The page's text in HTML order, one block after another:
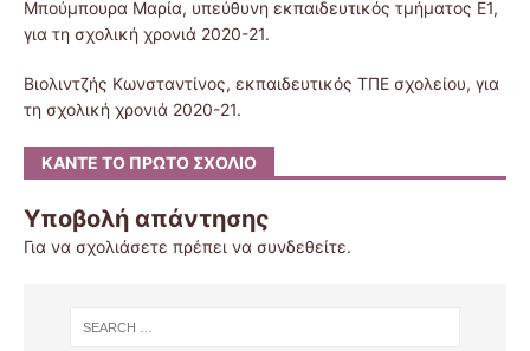
Μπούμπουρα Μαρία, υπεύθυνη εκπαιδευτικός τμήματος Ε1,
για τη σχολική χρονιά 2020-21.
Βιολιντζής Κωνσταντίνος, εκπαιδευτικός ΤΠΕ σχολείου, για
τη σχολική χρονιά 2020-21.
ΚΆΝΤΕ ΤΟ ΠΡΏΤΟ ΣΧΌΛΙΟ
Υποβολή απάντησης
Για να σχολιάσετε πρέπει να συνδεθείτε.